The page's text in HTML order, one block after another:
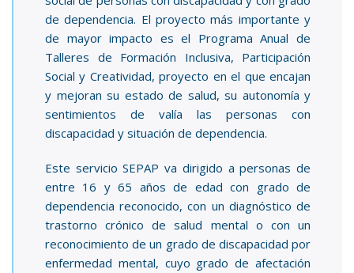
de dependencia. El proyecto más importante y
de mayor impacto es el Programa Anual de
Talleres de Formación Inclusiva, Participación
Social y Creatividad, proyecto en el que encajan
y mejoran su estado de salud, su autonomía y
sentimientos de valía las personas con
discapacidad y situación de dependencia.
Este servicio SEPAP va dirigido a personas de
entre 16 y 65 años de edad con grado de
dependencia reconocido, con un diagnóstico de
trastorno crónico de salud mental o con un
reconocimiento de un grado de discapacidad por
enfermedad mental, cuyo grado de afectación